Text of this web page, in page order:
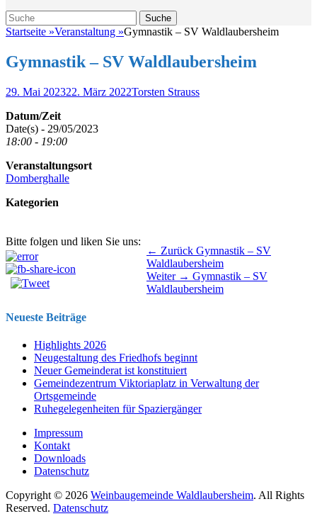
Suche
Suche
nach:
Startseite »Veranstaltung »Gymnastik – SV Waldlaubersheim
Gymnastik – SV Waldlaubersheim
Veröffentlicht
29. Mai 202322. März 2022Autor
Torsten Strauss
Datum/Zeit
Date(s) - 29/05/2023
18:00 - 19:00
Veranstaltungsort
Domberghalle
Kategorien
Bitte folgen und liken Sie uns:
Beitragsnavigation ← Zurück Vorhergehender
Beitrag:
Gymnastik – SV
Waldlaubersheim
Weiter → Nächster
Beitrag:
Gymnastik – SV
Waldlaubersheim
Neueste Beiträge
Highlights 2026
Neugestaltung des Friedhofs beginnt
Neuer Gemeinderat ist konstituiert
Gemeindezentrum Viktoriaplatz in Verwaltung der
Ortsgemeinde
Ruhegelegenheiten für Spaziergänger
Impressum
Kontakt
Downloads
Datenschutz
Copyright © 2026 Weinbaugemeinde Waldlaubersheim. All Rights
Reserved. Datenschutz